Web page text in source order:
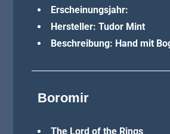
Erscheinungsjahr:
Hersteller: Tudor Mint
Beschreibung: Hand mit
Boromir
The Lord of the Rings